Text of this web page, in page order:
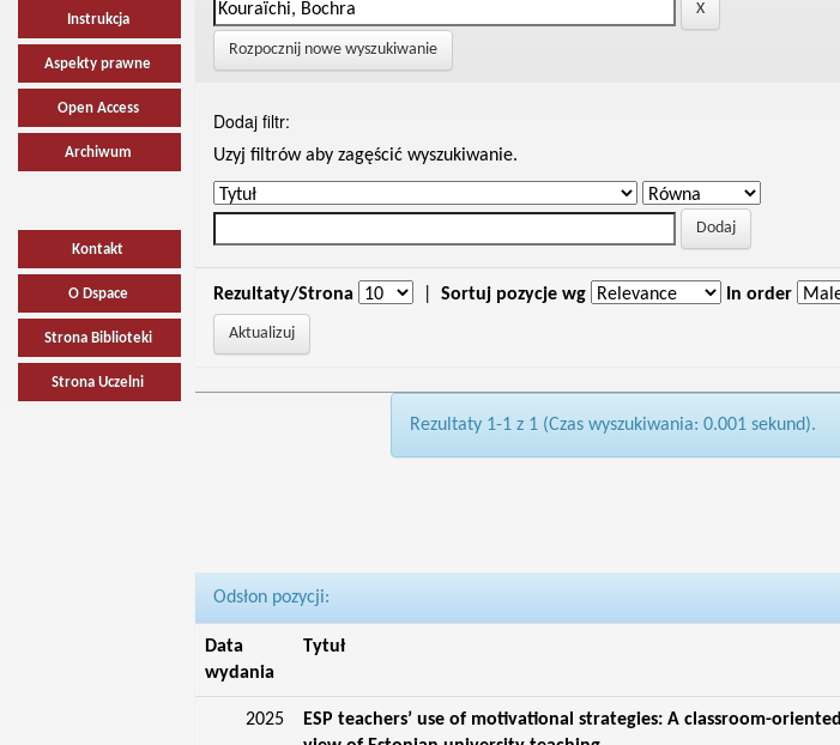
Instrukcja
Aspekty prawne
Open Access
Archiwum
Kontakt
O Dspace
Strona Biblioteki
Strona Uczelni
Rozpocznij nowe wyszukiwanie
Dodaj filtr:
Uzyj filtrów aby zagęścić wyszukiwanie.
Rezultaty/Strona Sortuj pozycje wg In order
Rezultaty 1-1 z 1 (Czas wyszukiwania: 0.001 sekund).
Odsłon pozycji:
Data
wydania
Tytuł
2025
ESP teachers’ use of motivational strategies: A classroom-oriented